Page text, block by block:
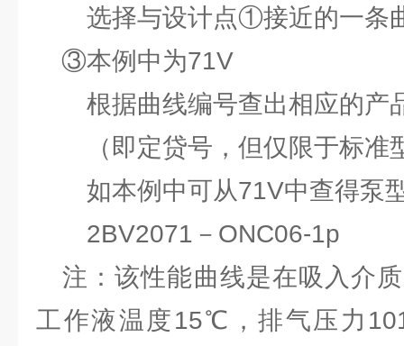
选择与设计点①接近的一条
③本例中为71V
根据曲线编号查出相应的产
（即定贷号，但仅限于标准
如本例中可从71V中查得泵
2BV2071－ONC06-1p
注：该性能曲线是在吸入介
工作液温度15℃，排气压力